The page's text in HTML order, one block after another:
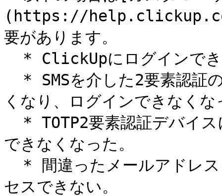
(https://
要があります。
くなり、ログインできなくな
できなくなった。
セスできない。